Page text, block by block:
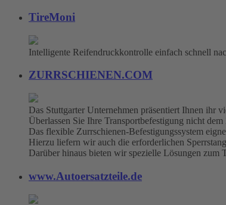
TireMoni
Intelligente Reifendruckkontrolle einfach schnell
ZURRSCHIENEN.COM
Das Stuttgarter Unternehmen präsentiert Ihnen ihr
Überlassen Sie Ihre Transportbefestigung nicht
Das flexible Zurrschienen-Befestigungssystem
Hierzu liefern wir auch die erforderlichen
Darüber hinaus bieten wir spezielle Lösungen zum
www.Autoersatzteile.de